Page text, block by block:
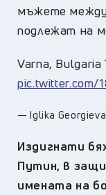
мъжете
подлежат на
Varna,
pic.twitter.com/
— Iglika
Издигнати
Путин, в
имената на